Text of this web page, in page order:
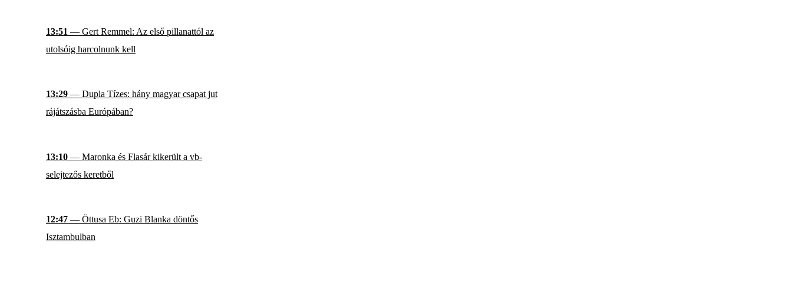
13:51 — Gert Remmel: Az első pillanattól az
utolsóig harcolnunk kell
13:29 — Dupla Tízes: hány magyar csapat jut
rájátszásba Európában?
13:10 — Maronka és Flasár kikerült a vb-
selejtezős keretből
12:47 — Öttusa Eb: Guzi Blanka döntős
Isztambulban